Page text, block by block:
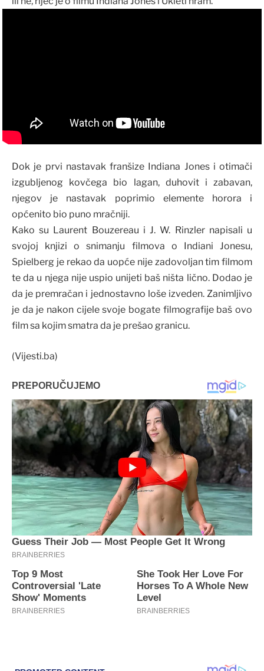
Dok je prvi nastavak franšize Indiana Jones i otimači
izgubljenog kovčega bio lagan, duhovit i zabavan,
njegov je nastavak poprimio elemente horora i
općenito bio puno mračniji.
Kako su Laurent Bouzereau i J. W. Rinzler napisali u
svojoj knjizi o snimanju filmova o Indiani Jonesu,
Spielberg je rekao da uopće nije zadovoljan tim filmom
te da u njega nije uspio unijeti baš ništa lično. Dodao je
da je premračan i jednostavno loše izveden. Zanimljivo
je da je nakon cijele svoje bogate filmografije baš ovo
film sa kojim smatra da je prešao granicu.
(Vijesti.ba)